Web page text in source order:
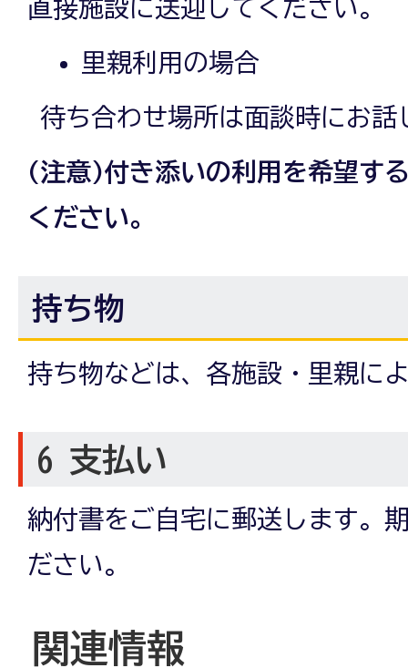
直接施設に送迎してください。
里親利用の場合
待ち合わせ場所は面談時にお話
(注意)付き添いの利用を希望す
ください。
持ち物
持ち物などは、各施設・里親に
6 支払い
納付書をご自宅に郵送します。
ださい。
関連情報